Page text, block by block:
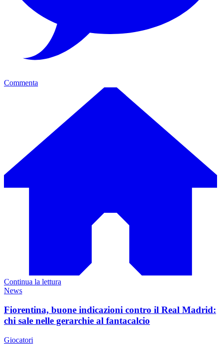
Commenta
Continua la lettura
News
Fiorentina, buone indicazioni contro il Real Madrid:
chi sale nelle gerarchie al fantacalcio
Giocatori